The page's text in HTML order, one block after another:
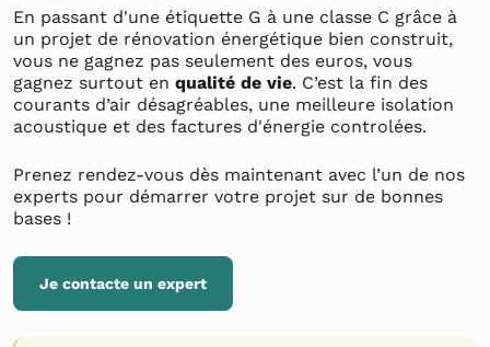
En passant d'une étiquette G à une classe C grâce à
un projet de rénovation énergétique bien construit,
vous ne gagnez pas seulement des euros, vous
gagnez surtout en qualité de vie. C’est la fin des
courants d’air désagréables, une meilleure isolation
acoustique et des factures d'énergie controlées.
Prenez rendez-vous dès maintenant avec l’un de nos
experts pour démarrer votre projet sur de bonnes
bases !
Je contacte un expert